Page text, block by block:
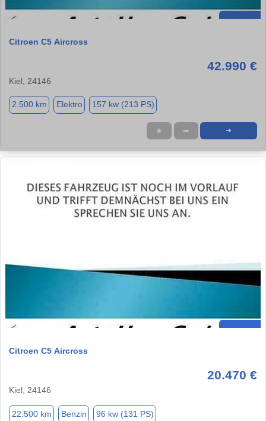
Citroen C5 Aircross
42.990 €
Kiel, 24146
2.500 km Elektro 157 kw (213 PS)
★ ➦ ➜
Citroen C5 Aircross
20.470 €
Kiel, 24146
22.500 km Benzin 96 kw (131 PS)